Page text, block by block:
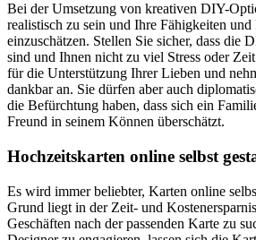
Bei der Umsetzung von kreativen DIY-
realistisch zu sein und Ihre Fähigkeiten
einzuschätzen. Stellen Sie sicher, dass die
sind und Ihnen nicht zu viel Stress oder
für die Unterstützung Ihrer Lieben und
dankbar an. Sie dürfen aber auch
die Befürchtung haben, dass sich ein
Freund in seinem Können überschätzt.
Hochzeitskarten online selbst
Es wird immer beliebter, Karten online
Grund liegt in der Zeit- und
Geschäften nach der passenden Karte zu